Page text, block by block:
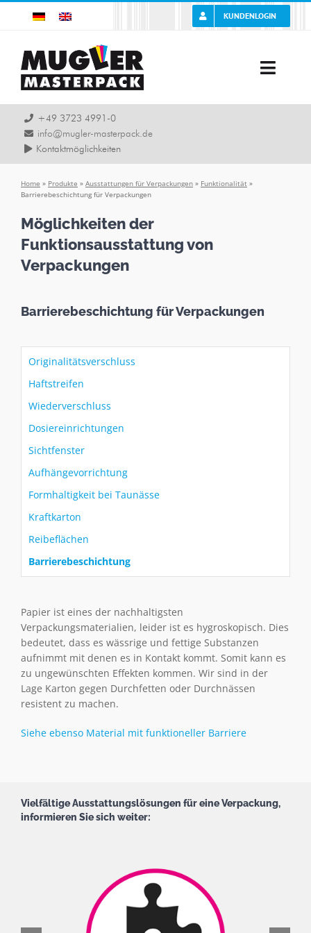
Zum
KUNDENLOGIN
Toggle
Unternehmen
Karriere
Leistung
Produkte
Branchen
+49 3723 4991-0
info@mugler-masterpack.de
Kontaktmöglichkeiten
Home » Produkte » Ausstattungen für Verpackungen » Funktionalität »
Barrierebeschichtung für Verpackungen
Möglichkeiten der
Funktionsausstattung von
Verpackungen
Barrierebeschichtung für Verpackungen
Originalitätsverschluss
Haftstreifen
Wiederverschluss
Dosiereinrichtungen
Sichtfenster
Aufhängevorrichtung
Formhaltigkeit bei Taunässe
Kraftkarton
Reibeflächen
Barrierebeschichtung
Papier ist eines der nachhaltigsten
Verpackungsmaterialien, leider ist es hygroskopisch. Dies
bedeutet, dass es wässrige und fettige Substanzen
aufnimmt mit denen es in Kontakt kommt. Somit kann es
zu ungewünschten Effekten kommen. Wir sind in der
Lage Karton gegen Durchfetten oder Durchnässen
resistent zu machen.
Siehe ebenso Material mit funktioneller Barriere
Vielfältige Ausstattungslösungen für eine Verpackung,
informieren Sie sich weiter: